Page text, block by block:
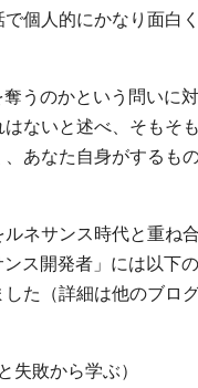
個人的にかなり面白
うのかという問いに
ないと述べ、そもそ
あなた自身がするも
ネサンス時代と重ね
ス開発者」には以下
た（詳細は他のブロ
失敗から学ぶ）